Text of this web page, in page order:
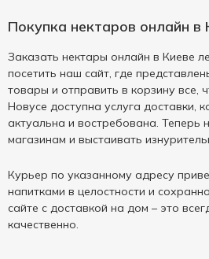
Покупка нектаров онлайн в
Заказать нектары онлайн в Киеве
посетить наш сайт, где
товары и отправить в корзину все,
Новусе доступна услуга доставки,
актуальна и востребована. Теперь
магазинам и выстаивать
Курьер по указанному адресу
напитками в целостности и
сайте с доставкой на дом – это
качественно.